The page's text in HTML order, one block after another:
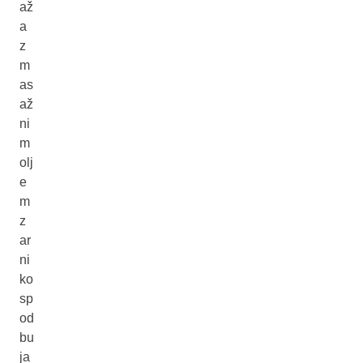
až
a
z
m
as
až
ni
m
olj
e
m
z
ar
ni
ko
sp
od
bu
ja